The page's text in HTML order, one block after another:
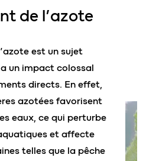
de l’azote
est un sujet
un impact colossal
directs. En effet,
azotées favorisent
eaux, ce qui perturbe
et affecte
telles que la pêche